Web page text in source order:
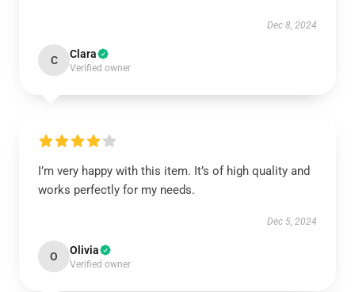
Dec 8, 2024
C Clara
Verified owner
I’m very happy with this item. It’s of high quality and
works perfectly for my needs.
Dec 5, 2024
O Olivia
Verified owner